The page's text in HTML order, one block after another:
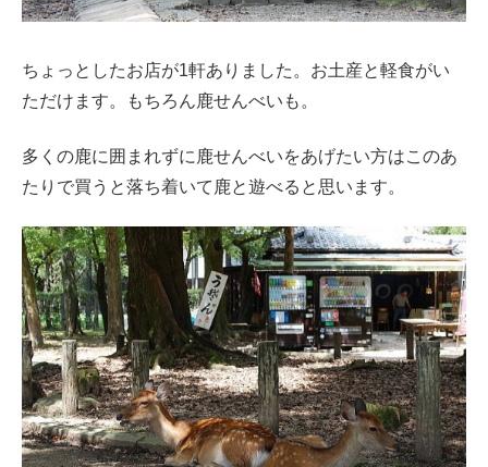
ちょっとしたお店が1軒ありました。お土産と軽食がい
ただけます。もちろん鹿せんべいも。
多くの鹿に囲まれずに鹿せんべいをあげたい方はこのあ
たりで買うと落ち着いて鹿と遊べると思います。